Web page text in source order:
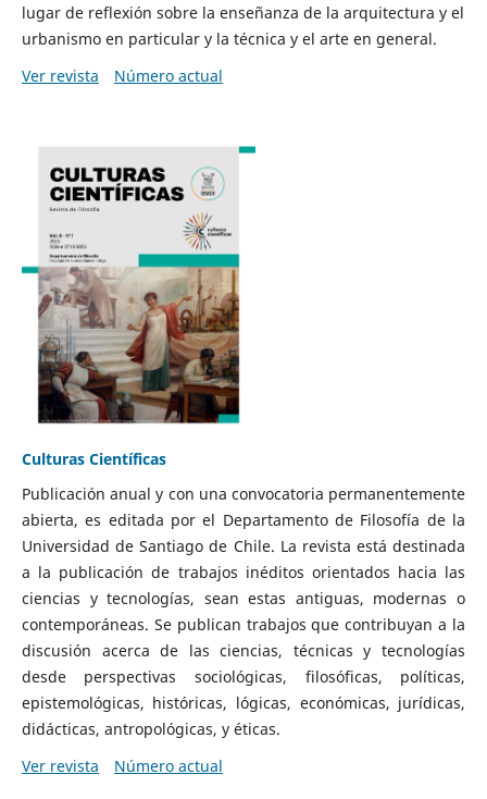
lugar de reflexión sobre la enseñanza de la arquitectura y el
urbanismo en particular y la técnica y el arte en general.
Ver revista
Número actual
Culturas Científicas
Publicación anual y con una convocatoria permanentemente
abierta, es editada por el Departamento de Filosofía de la
Universidad de Santiago de Chile. La revista está destinada
a la publicación de trabajos inéditos orientados hacia las
ciencias y tecnologías, sean estas antiguas, modernas o
contemporáneas. Se publican trabajos que contribuyan a la
discusión acerca de las ciencias, técnicas y tecnologías
desde perspectivas sociológicas, filosóficas, políticas,
epistemológicas, históricas, lógicas, económicas, jurídicas,
didácticas, antropológicas, y éticas.
Ver revista
Número actual